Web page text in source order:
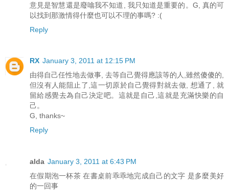
意見是智慧還是廢噏我不知道, 我只知道是重要的。G, 真的可
以找到那激情得什麼也可以不理的事嗎? :(
Reply
RX January 3, 2011 at 12:15 PM
由得自己任性地去做事, 去等自己覺得應該等的人,雖然傻傻的,
但沒有人能阻止了,這一切原於自己覺得對就去做, 想通了, 就
留給感覺去為自己決定吧。這就是自己,這就是充滿快樂的自
己。
G, thanks~
Reply
alda January 3, 2011 at 6:43 PM
在假期泡一杯茶 在書桌前乖乖地完成自己的文字 是多麼美好
的一回事